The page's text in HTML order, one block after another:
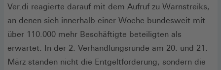
Ver.di reagierte darauf mit dem Aufruf zu Warnstreiks,
an denen sich innerhalb einer Woche bundesweit mit
über 110.000 mehr Beschäftigte beteiligten als
erwartet. In der 2. Verhandlungsrunde am 20. und 21.
März standen nicht die Entgeltforderung, sondern die